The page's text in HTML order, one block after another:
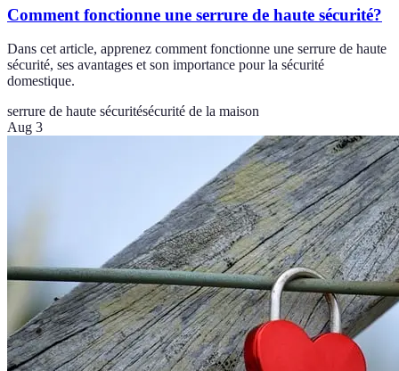
Comment fonctionne une serrure de haute sécurité?
Dans cet article, apprenez comment fonctionne une serrure de haute
sécurité, ses avantages et son importance pour la sécurité
domestique.
serrure de haute sécuritésécurité de la maison
Aug 3